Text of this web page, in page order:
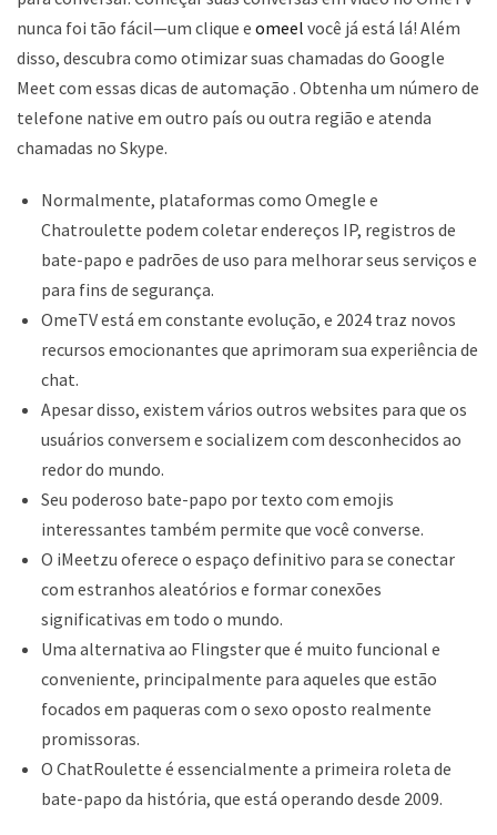
nunca foi tão fácil—um clique e omeel você já está lá! Além
disso, descubra como otimizar suas chamadas do Google
Meet com essas dicas de automação . Obtenha um número de
telefone native em outro país ou outra região e atenda
chamadas no Skype.
Normalmente, plataformas como Omegle e
Chatroulette podem coletar endereços IP, registros de
bate-papo e padrões de uso para melhorar seus serviços e
para fins de segurança.
OmeTV está em constante evolução, e 2024 traz novos
recursos emocionantes que aprimoram sua experiência de
chat.
Apesar disso, existem vários outros websites para que os
usuários conversem e socializem com desconhecidos ao
redor do mundo.
Seu poderoso bate-papo por texto com emojis
interessantes também permite que você converse.
O iMeetzu oferece o espaço definitivo para se conectar
com estranhos aleatórios e formar conexões
significativas em todo o mundo.
Uma alternativa ao Flingster que é muito funcional e
conveniente, principalmente para aqueles que estão
focados em paqueras com o sexo oposto realmente
promissoras.
O ChatRoulette é essencialmente a primeira roleta de
bate-papo da história, que está operando desde 2009.